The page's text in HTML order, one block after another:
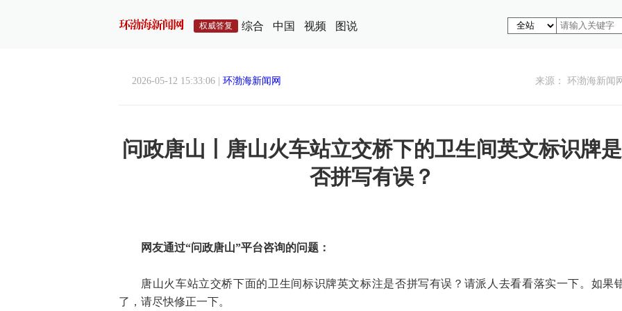
权威答复 综合 中国 视频 图说
2026-05-12 15:33:06 | 环渤海新闻网 来源： 环渤海新闻
问政唐山丨唐山火车站立交桥下的卫生间英文标识牌是
否拼写有误？
网友通过“问政唐山”平台咨询的问题：
唐山火车站立交桥下面的卫生间标识牌英文标注是否拼写有误？请派人去看看落实一下。如果
了，请尽快修正一下。